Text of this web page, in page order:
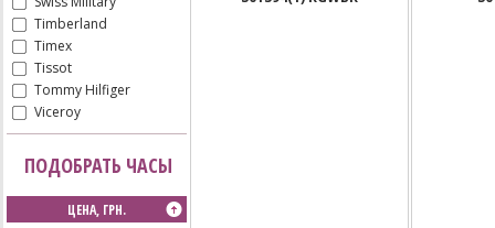
Timberland
Timex
Tissot
Tommy Hilfiger
Viceroy
ПОДОБРАТЬ ЧАСЫ
ЦЕНА, ГРН.